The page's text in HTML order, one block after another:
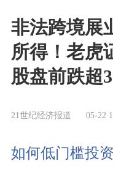
非法跨境展
所得！老虎
股盘前跌超
21世纪经济报道 05-22
如何低门槛投